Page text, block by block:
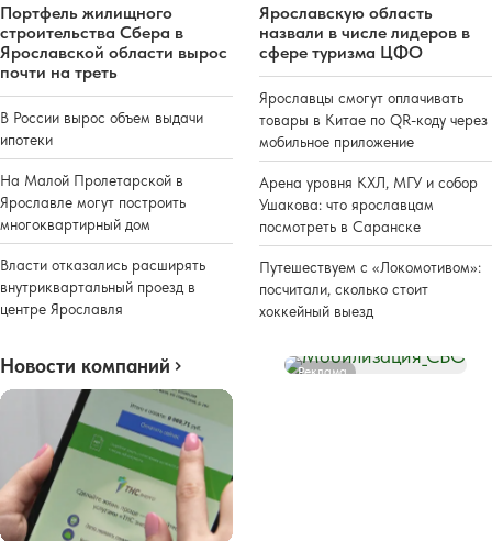
Портфель жилищного
строительства Сбера в
Ярославской области вырос
почти на треть
В России вырос объем выдачи
ипотеки
На Малой Пролетарской в
Ярославле могут построить
многоквартирный дом
Власти отказались расширять
внутриквартальный проезд в
центре Ярославля
Ярославскую область
назвали в числе лидеров в
сфере туризма ЦФО
Ярославцы смогут оплачивать
товары в Китае по QR-коду через
мобильное приложение
Арена уровня КХЛ, МГУ и собор
Ушакова: что ярославцам
посмотреть в Саранске
Путешествуем с «Локомотивом»:
посчитали, сколько стоит
хоккейный выезд
Новости компаний Реклама